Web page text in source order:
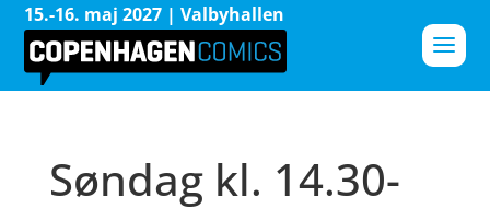
15.-16. maj 2027 | Valbyhallen
Søndag kl. 14.30-